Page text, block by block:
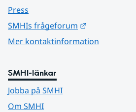
Press
SMHIs frågeforum
Mer kontaktinformation
SMHI-länkar
Jobba på SMHI
Om SMHI